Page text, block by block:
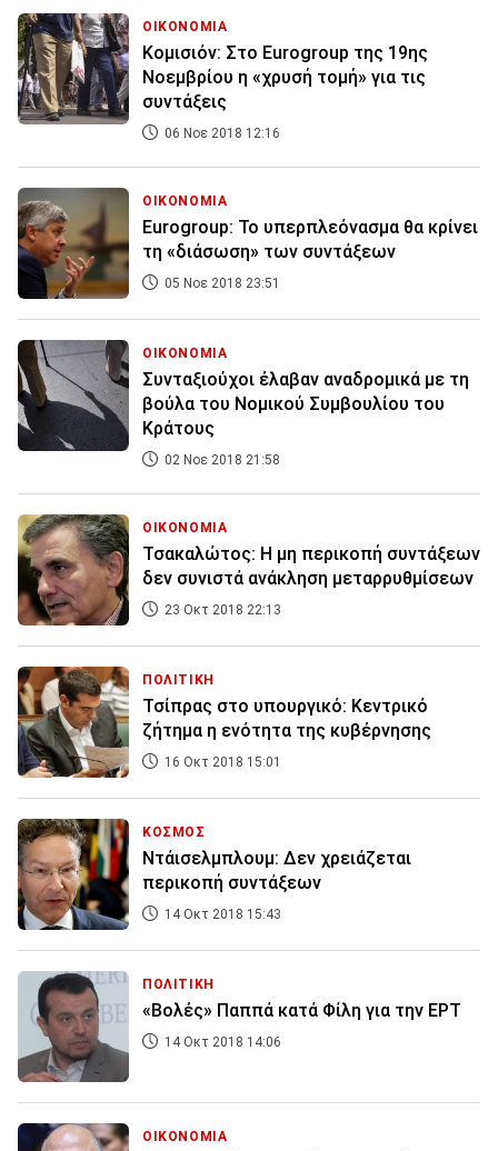
ΟΙΚΟΝΟΜΙΑ
Κομισιόν: Στο Eurogroup της 19ης
Νοεμβρίου η «χρυσή τομή» για τις
συντάξεις
06 Νοε 2018 12:16
ΟΙΚΟΝΟΜΙΑ
Eurogroup: Το υπερπλεόνασμα θα κρίνει
τη «διάσωση» των συντάξεων
05 Νοε 2018 23:51
ΟΙΚΟΝΟΜΙΑ
Συνταξιούχοι έλαβαν αναδρομικά με τη
βούλα του Νομικού Συμβουλίου του
Κράτους
02 Νοε 2018 21:58
ΟΙΚΟΝΟΜΙΑ
Τσακαλώτος: Η μη περικοπή συντάξεων
δεν συνιστά ανάκληση μεταρρυθμίσεων
23 Οκτ 2018 22:13
ΠΟΛΙΤΙΚΗ
Τσίπρας στο υπουργικό: Κεντρικό
ζήτημα η ενότητα της κυβέρνησης
16 Οκτ 2018 15:01
ΚΟΣΜΟΣ
Ντάισελμπλουμ: Δεν χρειάζεται
περικοπή συντάξεων
14 Οκτ 2018 15:43
ΠΟΛΙΤΙΚΗ
«Βολές» Παππά κατά Φίλη για την ΕΡΤ
14 Οκτ 2018 14:06
ΟΙΚΟΝΟΜΙΑ